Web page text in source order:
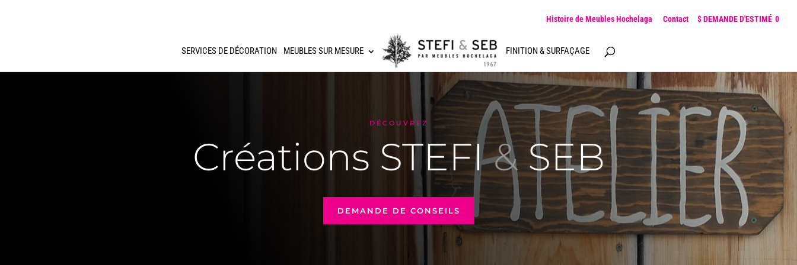
Histoire de Meubles Hochelaga Contact 0
SERVICES DE DÉCORATION MEUBLES SUR MESURE FINITION & SURFAÇAGE
DÉCOUVREZ
Créations STEFI&SEB
DEMANDE DE CONSEILS